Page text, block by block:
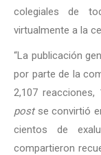
colegiales de
virtualmente a la
“La publicación
por parte de la
2,107
postse convirtió
cientos de
compartieron